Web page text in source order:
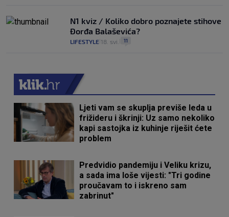
N1 kviz / Koliko dobro poznajete stihove
Đorđa Balaševića?
LIFESTYLE 18. svi. 11
Ljeti vam se skuplja previše leda u
frižideru i škrinji: Uz samo nekoliko
kapi sastojka iz kuhinje riješit ćete
problem
Predvidio pandemiju i Veliku krizu,
a sada ima loše vijesti: "Tri godine
proučavam to i iskreno sam
zabrinut"